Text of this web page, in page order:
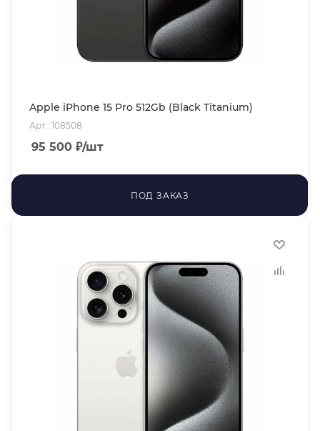
Apple iPhone 15 Pro 512Gb (Black Titanium)
Арт.: 108508
95 500 ₽/шт
ПОД ЗАКАЗ